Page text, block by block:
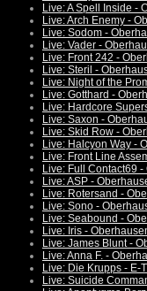
Live: A Spell Inside -
Live: Arch Enemy -
Live: Sodom -
Live: Vader -
Live: Front 242 -
Live: Steril -
Live: Night of the
Live: Gotthard -
Live: Hardcore
Live: Saxon -
Live: Skid Row -
Live: Halcyon Way -
Live: Front Line
Live: Full Contact69
Live: ASP -
Live: Rotersand -
Live: Sono -
Live: Seabound -
Live: Iris -
Live: James Blunt -
Live: Anna F. -
Live: Die Krupps - E-
Live: Suicide